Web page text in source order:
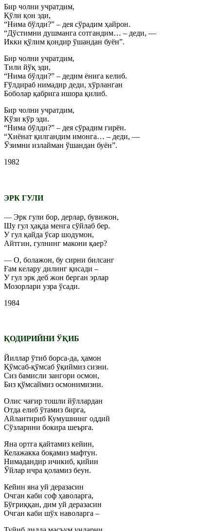
Бир чолни учратдим,
Қўли қон эди,
“Нима бўлди?” – дея сўрадим ҳайрон.
“Дўстимни душманга сотгандим… – деди, —
Икки қўлим қондир ўшандан буён”.
Бир чолни учратдим,
Тили йўқ эди,
“Нима бўлди?” – дедим ёнига келиб.
Ғўлдираб нимадир деди, хўрланган
Боболар қабрига ишора қилиб.
Бир чолни учратдим,
Кўзи кўр эди.
“Нима бўлди?” – дея сўрадим гирён.
“Хиёнат қилгандим имонга… – деди, —
Ўзимни излайман ўшандан буён”.
1982
ЭРК ГУЛИ
— Эрк гули бор, дерлар, бувижон,
Шу гул ҳақда менга сўйлаб бер.
У гул қайда ўсар шодумон,
Айтгин, гулнинг макони қаер?
— О, болажон, бу сирни билсанг
Ғам келару дилинг қисади –
У гул эрк деб жон берган эрлар
Мозорлари узра ўсади.
1984
ҚОДИРИЙНИ ЎҚИБ
Йиллар ўтиб борса-да, ҳамон
Қўмсаб-қўмсаб ўқиймиз сизни.
Сиз бамисли зангори осмон,
Биз қўмсаймиз осмонимизни.
Олис чағир тошли йўллардан
Отда елиб ўтамиз бирга,
Айлантириб Кумушнинг оддий
Сўзларини бокира шеърга.
Яна ортга қайтамиз кейин,
Келажакка боқамиз мафтун.
Нимадандир ичикиб, қийин
Ўйлар ичра қоламиз беун.
Кейин яна уй деразасин
Очган каби соф ҳаволарга,
Бўғриққан, дим уй деразасин
Очган каби шўх наволарга –